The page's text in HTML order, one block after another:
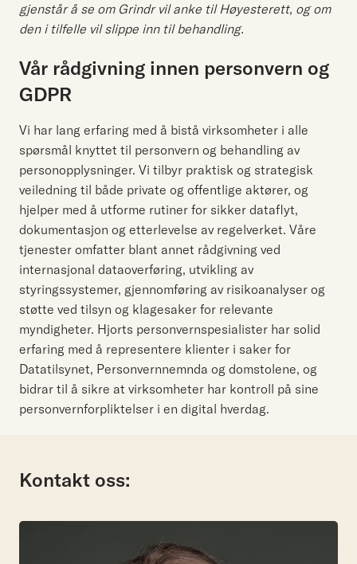
gjenstår å se om Grindr vil anke til Høyesterett, og om
den i tilfelle vil slippe inn til behandling.
Vår rådgivning innen personvern og
GDPR
Vi har lang erfaring med å bistå virksomheter i alle
spørsmål knyttet til personvern og behandling av
personopplysninger. Vi tilbyr praktisk og strategisk
veiledning til både private og offentlige aktører, og
hjelper med å utforme rutiner for sikker dataflyt,
dokumentasjon og etterlevelse av regelverket. Våre
tjenester omfatter blant annet rådgivning ved
internasjonal dataoverføring, utvikling av
styringssystemer, gjennomføring av risikoanalyser og
støtte ved tilsyn og klagesaker for relevante
myndigheter. Hjorts personvernspesialister har solid
erfaring med å representere klienter i saker for
Datatilsynet, Personvernnemnda og domstolene, og
bidrar til å sikre at virksomheter har kontroll på sine
personvernforpliktelser i en digital hverdag.
Kontakt oss: